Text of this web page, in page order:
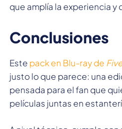
que amplía la experiencia y
Conclusiones
Este pack en Blu-ray de
justo lo que parece: una
pensada para el fan que
películas juntas en